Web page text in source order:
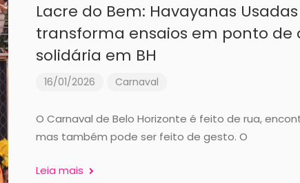
Lacre do Bem: Havayanas Usadas
transforma ensaios em ponto de
solidária em BH
16/01/2026 Carnaval
O Carnaval de Belo Horizonte é feito de rua,
mas também pode ser feito de gesto. O
Leia mais